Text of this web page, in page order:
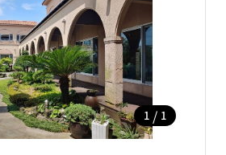
1 / 1